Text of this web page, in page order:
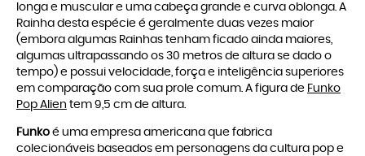
longa e muscular e uma cabeça grande e curva oblonga. A
Rainha desta espécie é geralmente duas vezes maior
(embora algumas Rainhas tenham ficado ainda maiores,
algumas ultrapassando os 30 metros de altura se dado o
tempo) e possui velocidade, força e inteligência superiores
em comparação com sua prole comum. A figura de Funko
Pop Alien tem 9,5 cm de altura.
Funko é uma empresa americana que fabrica
colecionáveis baseados em personagens da cultura pop e